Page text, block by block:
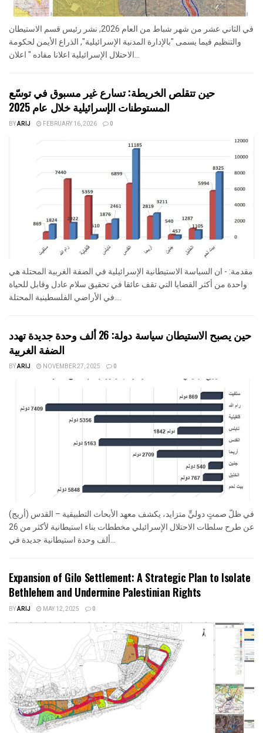
في الثاني عشر من شهر شباط من العام 2026, نشر رئيس قسم الاستيطان
والتنظيم فيما يسمى "بالإدارة المدنية الإسرائيلية", الذراع الأيمن لحكومة
الاحتلال الإسرائيلية اعلانا مفاده " اعلان...
حين تتقلص الخريطة: تسارع غير مسبوق في توسّع
المستوطنات الإسرائيلية خلال عام 2025
BYARIJ FEBRUARY 16, 2026 0
مقدمة: - ان السياسة الاستيطانية الإسرائيلية في الضفة الغربية المحتلة هي
واحدة من أكثر القضايا التي تقف عائقا في تحقيق سلام عادل وقابل للحياة
في الأراضي الفلسطينية المحتلة....
حين يصبح الاستيطان سياسة دولة: 26 ألف وحدة جديدة تهدد
الضفة الغربية
BYARIJ NOVEMBER 27, 2025 0
في ظلّ صمتٍ دوليٍّ متزايد، يكشف معهد الأبحاث التطبيقية – القدس (أريج)
عن طرح سلطات الاحتلال الإسرائيلي مخططات بناء استيطانية لأكثر من 26
ألف وحدة استيطانية جديدة في...
Expansion of Gilo Settlement: A Strategic Plan to Isolate
Bethlehem and Undermine Palestinian Rights
BYARIJ MAY 12, 2025 0